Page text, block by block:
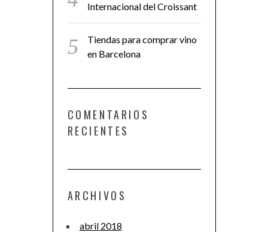
Internacional del Croissant
Tiendas para comprar vino
en Barcelona
COMENTARIOS
RECIENTES
ARCHIVOS
abril 2018